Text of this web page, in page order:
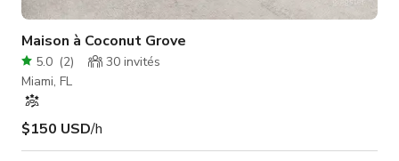
Maison à Coconut Grove
5.0 (2) 30 invités
Miami, FL
$150 USD/h